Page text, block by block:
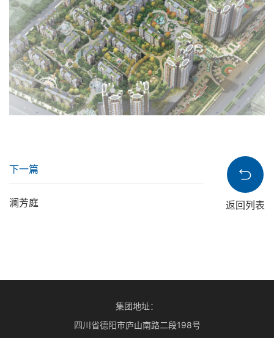
下一篇
澜芳庭 返回列表
集团地址：
四川省德阳市庐山南路二段198号